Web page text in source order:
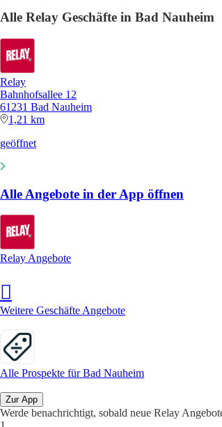
Alle Relay Geschäfte in Bad Nauheim
Relay
Bahnhofsallee 12
61231 Bad Nauheim
1,21 km
geöffnet
Alle Angebote in der App öffnen
Relay Angebote
Weitere Geschäfte Angebote
Alle Prospekte für Bad Nauheim
Zur App
Werde benachrichtigt, sobald neue Relay